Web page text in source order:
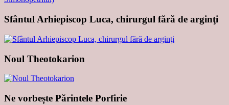
Sfântul Arhiepiscop Luca, chirurgul fără de arginţi
Noul Theotokarion
Ne vorbește Părintele Porfirie